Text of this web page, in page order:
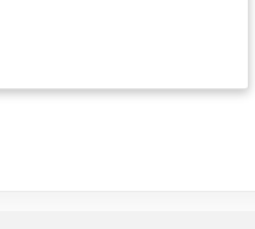
toboggan pour enfants
et la motricité
le mur d'escalade,
un plaisir de jeu
avec des instructions